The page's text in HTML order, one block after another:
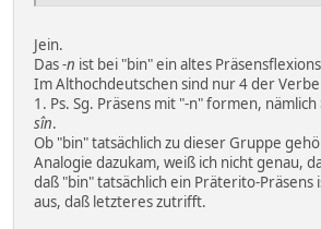
Jein.
Das-n ist bei "bin" ein altes
Im Althochdeutschen sind nur 4 der
1. Ps. Sg. Präsens mit "-n" formen, nämlich
sîn.
Ob "bin" tatsächlich zu dieser Gruppe
Analogie dazukam, weiß ich nicht genau,
daß "bin" tatsächlich ein Präterito-Präsens
aus, daß letzteres zutrifft.